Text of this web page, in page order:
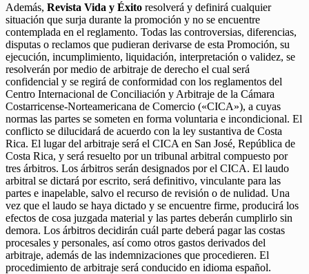
Además, Revista Vida y Éxito resolverá y definirá cualquier
situación que surja durante la promoción y no se encuentre
contemplada en el reglamento. Todas las controversias, diferencias,
disputas o reclamos que pudieran derivarse de esta Promoción, su
ejecución, incumplimiento, liquidación, interpretación o validez, se
resolverán por medio de arbitraje de derecho el cual será
confidencial y se regirá de conformidad con los reglamentos del
Centro Internacional de Conciliación y Arbitraje de la Cámara
Costarricense-Norteamericana de Comercio («CICA»), a cuyas
normas las partes se someten en forma voluntaria e incondicional. El
conflicto se dilucidará de acuerdo con la ley sustantiva de Costa
Rica. El lugar del arbitraje será el CICA en San José, República de
Costa Rica, y será resuelto por un tribunal arbitral compuesto por
tres árbitros. Los árbitros serán designados por el CICA. El laudo
arbitral se dictará por escrito, será definitivo, vinculante para las
partes e inapelable, salvo el recurso de revisión o de nulidad. Una
vez que el laudo se haya dictado y se encuentre firme, producirá los
efectos de cosa juzgada material y las partes deberán cumplirlo sin
demora. Los árbitros decidirán cuál parte deberá pagar las costas
procesales y personales, así como otros gastos derivados del
arbitraje, además de las indemnizaciones que procedieren. El
procedimiento de arbitraje será conducido en idioma español.